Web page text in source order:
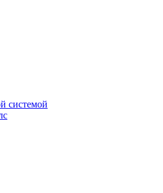
системой